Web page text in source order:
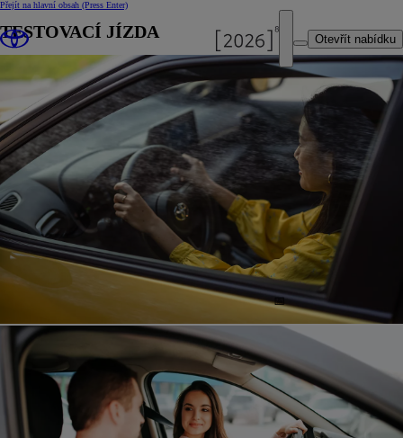
Přejít na hlavní obsah (Press Enter)
Otevřít nabídku
TESTOVACÍ JÍZDA